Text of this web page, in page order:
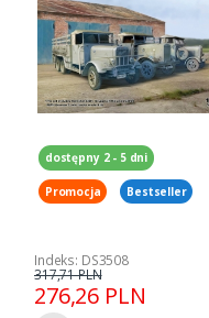
dostępny 2 - 5 dni
Promocja Bestseller
Indeks: DS3508
276,26 PLN
317,71 PLN